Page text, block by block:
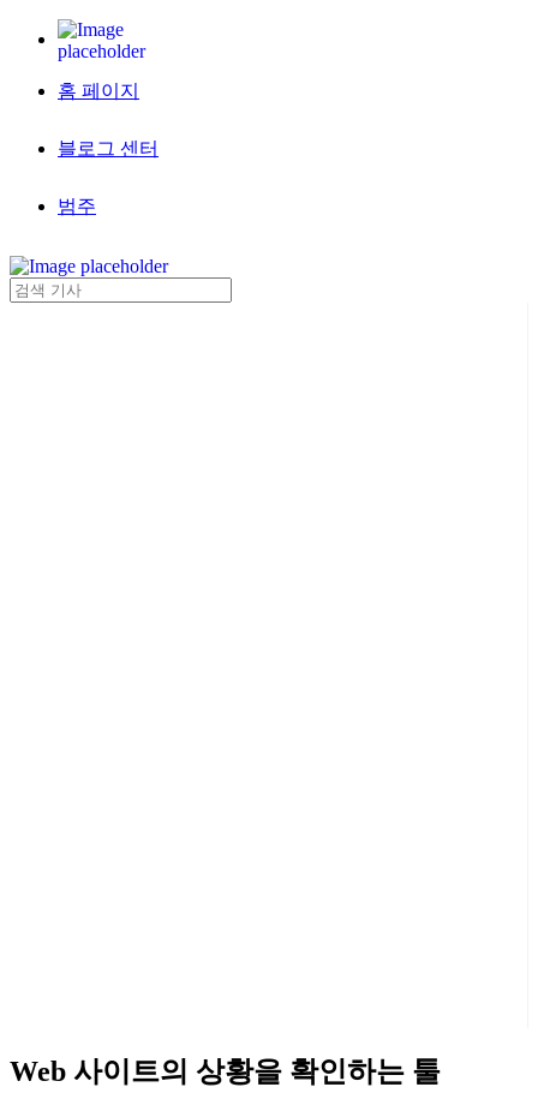
홈 페이지
블로그 센터
범주
Web 사이트의 상황을 확인하는 툴